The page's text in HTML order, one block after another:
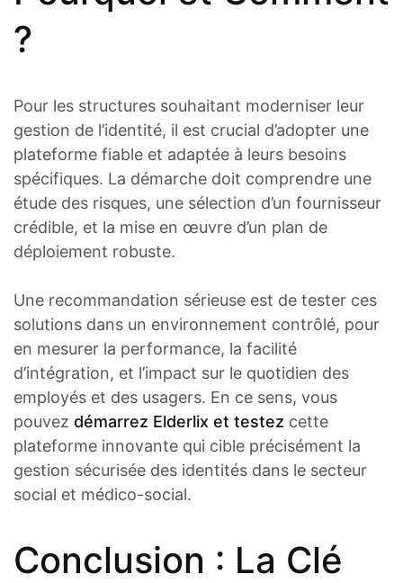
?
Pour les structures souhaitant moderniser leur
gestion de l’identité, il est crucial d’adopter une
plateforme fiable et adaptée à leurs besoins
spécifiques. La démarche doit comprendre une
étude des risques, une sélection d’un fournisseur
crédible, et la mise en œuvre d’un plan de
déploiement robuste.
Une recommandation sérieuse est de tester ces
solutions dans un environnement contrôlé, pour
en mesurer la performance, la facilité
d’intégration, et l’impact sur le quotidien des
employés et des usagers. En ce sens, vous
pouvez démarrez Elderlix et testez cette
plateforme innovante qui cible précisément la
gestion sécurisée des identités dans le secteur
social et médico-social.
Conclusion : La Clé